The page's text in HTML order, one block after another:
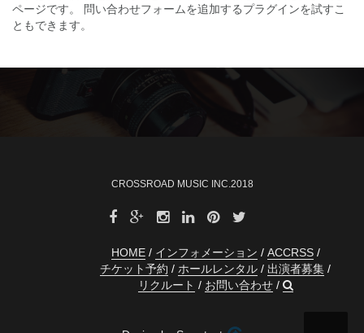
ページです。 問い合わせフォームを追加するプラグインを試すこ
ともできます。
CROSSROAD MUSIC INC.2018
HOME インフォメーション
ACCRSS
チケット予約
ホールレンタル
出演者募集
リクルート
お問い合わせ